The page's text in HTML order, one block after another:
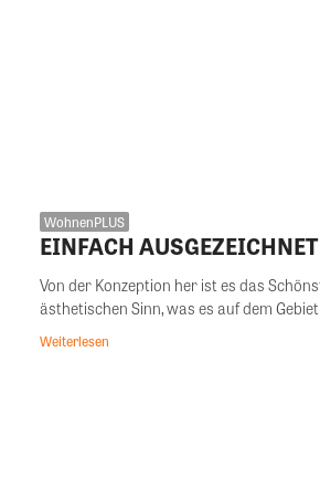
WohnenPLUS
EINFACH AUSGEZEICHNET
Von der Konzeption her ist es das
ästhetischen Sinn, was es auf dem Gebiet
Weiterlesen